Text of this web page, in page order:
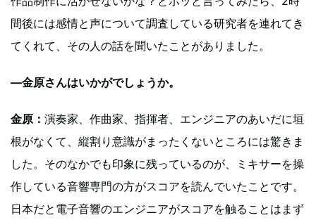
間後には感情と声について調査している研究者を連れてき
てくれて、その人の話を聞いたことがありました。
―金原さんはいかがでしょうか。
金原： 演奏家、作曲家、指揮者、エンジニアのあいだに垣
根がなくて、縦割り意識がまったくないところには驚きま
した。そのなかでも印象に残っているのが、ミキサーを操
作している音響専門の方がスコアを読んでいたことです。
日本だと電子音響のエンジニアがスコアを触ることはまず